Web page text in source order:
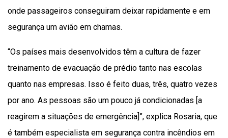
onde passageiros conseguiram deixar rapidamente e em
segurança um avião em chamas.
“Os países mais desenvolvidos têm a cultura de fazer
treinamento de evacuação de prédio tanto nas escolas
quanto nas empresas. Isso é feito duas, três, quatro vezes
por ano. As pessoas são um pouco já condicionadas [a
reagirem a situações de emergência]”, explica Rosaria, que
é também especialista em segurança contra incêndios em